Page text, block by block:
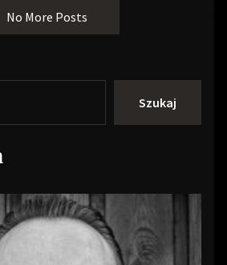
No More Posts
Szukaj